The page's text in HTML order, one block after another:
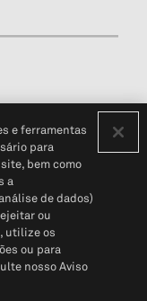
(em inglês)
S&P Global
e ferramentas
para
bem como
a
de dados)
ou
utilize os
ou para
nosso Aviso